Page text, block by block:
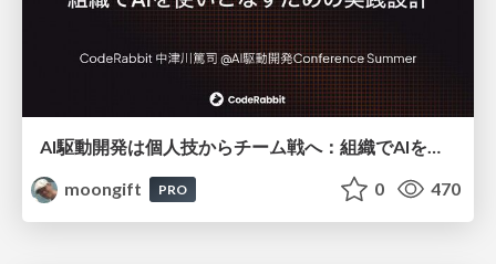
moongift
PRO 0 470